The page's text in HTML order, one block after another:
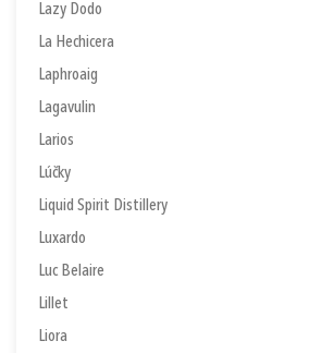
Lazy Dodo
La Hechicera
Laphroaig
Lagavulin
Larios
Lúčky
Liquid Spirit Distillery
Luxardo
Luc Belaire
Lillet
Liora